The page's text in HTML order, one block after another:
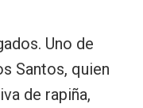
Uno de
Santos, quien
de rapiña,